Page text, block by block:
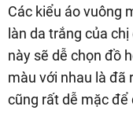
Các kiểu áo vuông
làn da trắng của
này sẽ dễ chọn đồ
màu với nhau là đã
cũng rất dễ mặc để